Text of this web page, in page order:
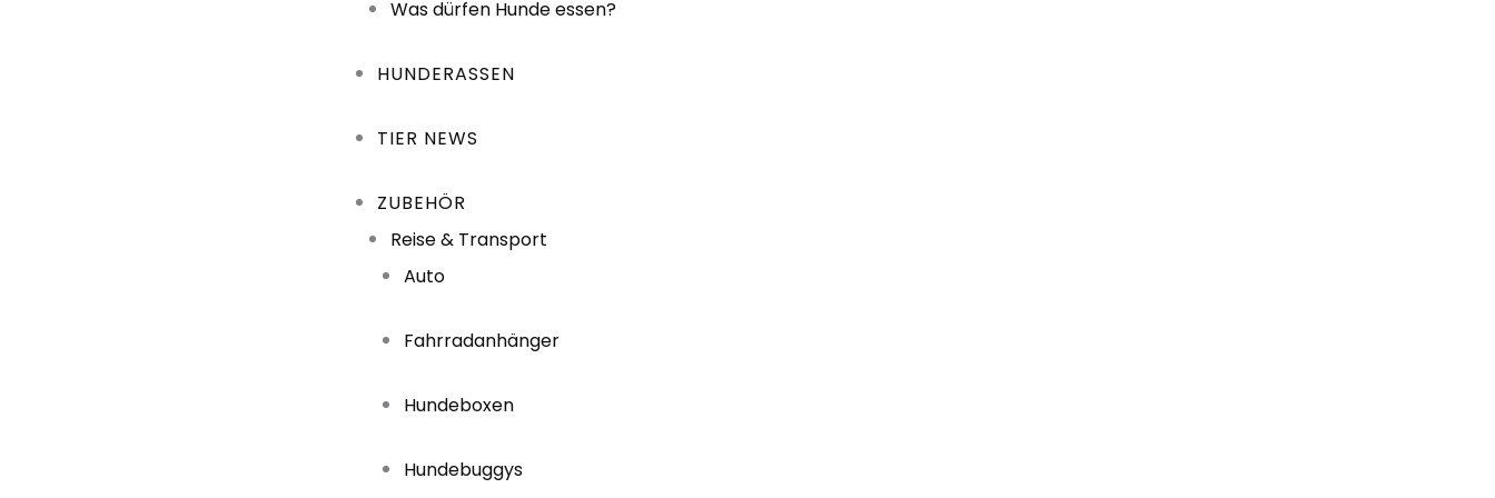
Was dürfen Hunde essen?
HUNDERASSEN
TIER NEWS
ZUBEHÖR
Reise & Transport
Auto
Fahrradanhänger
Hundeboxen
Hundebuggys